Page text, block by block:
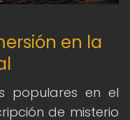
en la
populares en el
de misterio